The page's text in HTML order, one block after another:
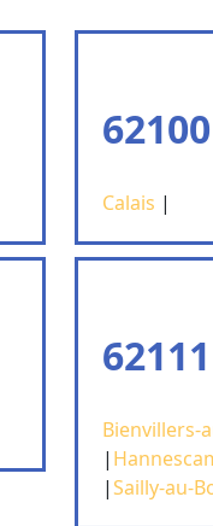
Calais |
Bienvillers-
|
|Sailly-au-